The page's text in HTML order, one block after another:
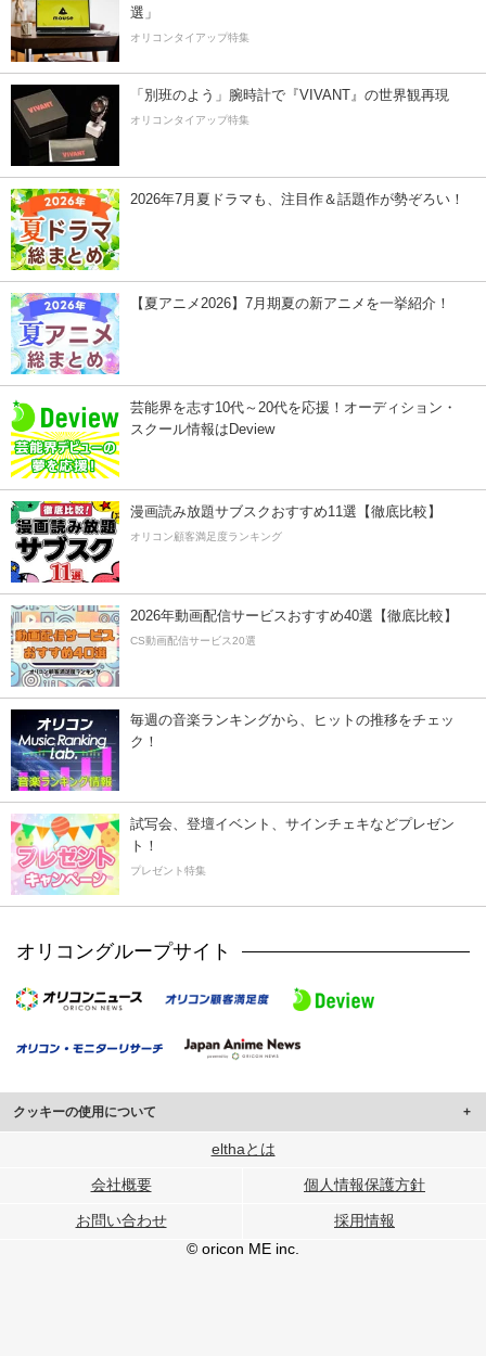
選」
オリコンタイアップ特集
「別班のよう」腕時計で『VIVANT』の世界観再現
オリコンタイアップ特集
2026年7月夏ドラマも、注目作＆話題作が勢ぞろい！
【夏アニメ2026】7月期夏の新アニメを一挙紹介！
芸能界を志す10代～20代を応援！オーディション・
スクール情報はDeview
漫画読み放題サブスクおすすめ11選【徹底比較】
オリコン顧客満足度ランキング
2026年動画配信サービスおすすめ40選【徹底比較】
CS動画配信サービス20選
毎週の音楽ランキングから、ヒットの推移をチェッ
ク！
試写会、登壇イベント、サインチェキなどプレゼン
ト！
プレゼント特集
オリコングループサイト
クッキーの使用について
このサイトでは Cookie を使用して、ユーザーに合わせたコンテンツや広告の
行っています。
メディアや広告配信、データ解析の各パートナーに提供しています。
各パートナーは、この情報とユーザーが各パートナーに提供した他の情報や、
ユーザーが各パートナーのサービスを使用したときに収集した他の情報を組み
elthaとは
会社概要 個人情報保護方針
お問い合わせ
採用情報
© oricon ME inc.